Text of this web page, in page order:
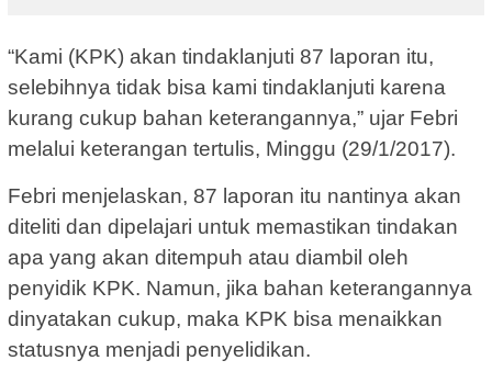
“Kami (KPK) akan tindaklanjuti 87 laporan itu,
selebihnya tidak bisa kami tindaklanjuti karena
kurang cukup bahan keterangannya,” ujar Febri
melalui keterangan tertulis, Minggu (29/1/2017).
Febri menjelaskan, 87 laporan itu nantinya akan
diteliti dan dipelajari untuk memastikan tindakan
apa yang akan ditempuh atau diambil oleh
penyidik KPK. Namun, jika bahan keterangannya
dinyatakan cukup, maka KPK bisa menaikkan
statusnya menjadi penyelidikan.